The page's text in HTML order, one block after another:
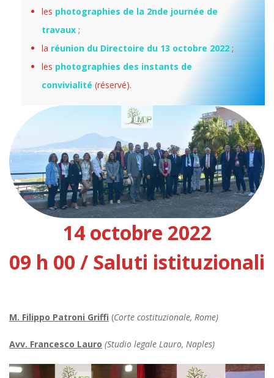
les photographies de la 2nde journée de
travaux ;
la réunion du Directoire du 13 octobre 2022 ;
les photographies des instants de
convivialité (réservé).
14 octobre 2022
09 h 00 / Saluti istituzionali
M. Filippo Patroni Griffi (Corte costituzionale, Rome)
Avv. Francesco Lauro (Studio legale Lauro, Naples)